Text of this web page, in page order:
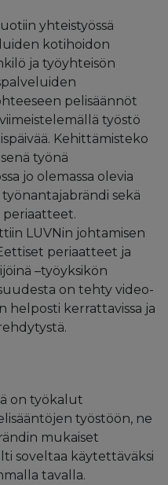
yhteistyössä
kotihoidon
ja työyhteisön
pelisäännöt
työstö
Kehittämisteko
työnä
jo olemassa olevia
sekä
periaatteet.
LUVNin johtamisen
periaatteet ja
–työyksikön
on tehty video-
helposti kerrattavissa ja
on työkalut
työstöön, ne
mukaiset
soveltaa käytettäväksi
tavalla.